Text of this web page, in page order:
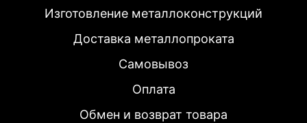
Изготовление металлоконструкций
Доставка металлопроката
Самовывоз
Оплата
Обмен и возврат товара